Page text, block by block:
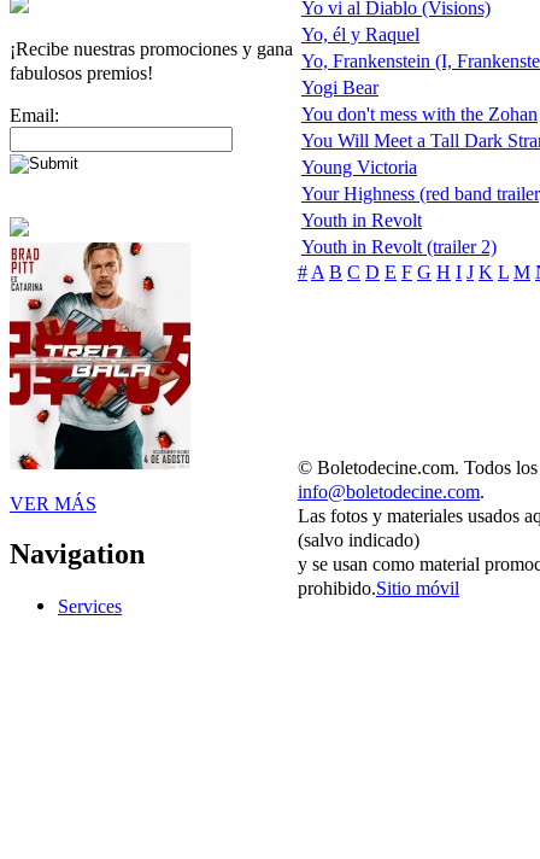
¡Recibe nuestras promociones y gana
fabulosos premios!
Email:
VER MÁS
Navigation
Services
Yo vi al Diablo (Visions)
Yo, él y Raquel
Yo, Frankenstein (I,
Yogi Bear
You don't mess with the Zohan
You Will Meet a Tall Dark
Young Victoria
Your Highness (red band
Youth in Revolt
Youth in Revolt (trailer 2)
# A B C D E F G H I J K L M
© Boletodecine.com. Todos los
info@boletodecine.com.
Las fotos y materiales usados
(salvo indicado)
y se usan como material
prohibido.Sitio móvil